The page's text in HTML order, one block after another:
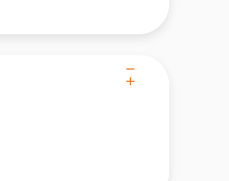
jest wyświetlanie
wydawców i